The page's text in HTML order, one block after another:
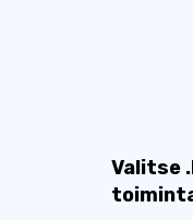
Valitse